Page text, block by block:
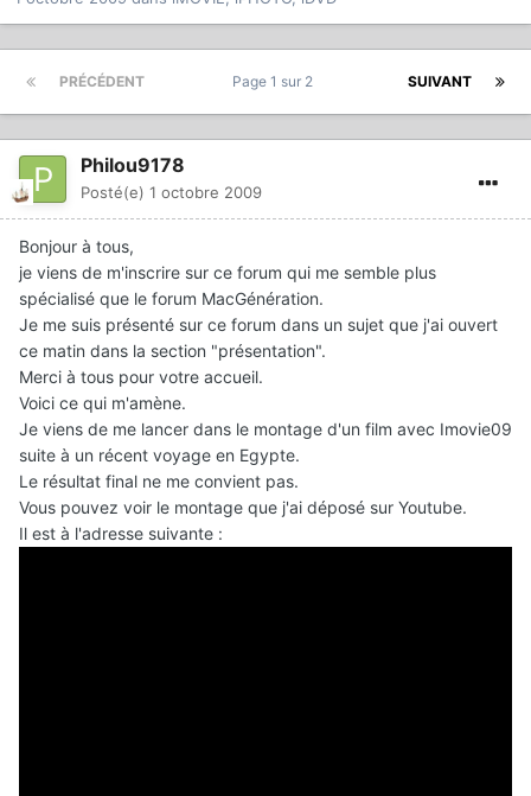
PRÉCÉDENT SUIVANT
Page 1 sur 2
Philou9178
Posté(e) 1 octobre 2009
Bonjour à tous,
je viens de m'inscrire sur ce forum qui me semble plus
spécialisé que le forum MacGénération.
Je me suis présenté sur ce forum dans un sujet que j'ai ouvert
ce matin dans la section "présentation".
Merci à tous pour votre accueil.
Voici ce qui m'amène.
Je viens de me lancer dans le montage d'un film avec Imovie09
suite à un récent voyage en Egypte.
Le résultat final ne me convient pas.
Vous pouvez voir le montage que j'ai déposé sur Youtube.
Il est à l'adresse suivante :